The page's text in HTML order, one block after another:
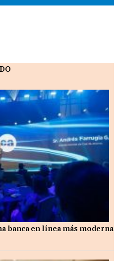
banca en línea más moderna